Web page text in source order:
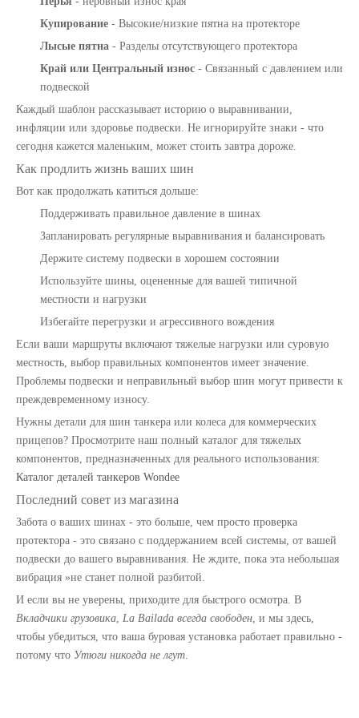
Купирование - Высокие/низкие пятна на протекторе
Лысые пятна - Разделы отсутствующего протектора
Край или Центральный износ - Связанный с давлением или
подвеской
Каждый шаблон рассказывает историю о выравнивании,
инфляции или здоровье подвески. Не игнорируйте знаки - что
сегодня кажется маленьким, может стоить завтра дороже.
Как продлить жизнь ваших шин
Вот как продолжать катиться дольше:
Поддерживать правильное давление в шинах
Запланировать регулярные выравнивания и балансировать
Держите систему подвески в хорошем состоянии
Используйте шины, оцененные для вашей типичной
местности и нагрузки
Избегайте перегрузки и агрессивного вождения
Если ваши маршруты включают тяжелые нагрузки или суровую
местность, выбор правильных компонентов имеет значение.
Проблемы подвески и неправильный выбор шин могут привести к
преждевременному износу.
Нужны детали для шин танкера или колеса для коммерческих
прицепов? Просмотрите наш полный каталог для тяжелых
компонентов, предназначенных для реального использования:
Каталог деталей танкеров Wondee
Последний совет из магазина
Забота о ваших шинах - это больше, чем просто проверка
протектора - это связано с поддержанием всей системы, от вашей
подвески до вашего выравнивания. Не ждите, пока эта небольшая
вибрация »не станет полной разбитой.
И если вы не уверены, приходите для быстрого осмотра. В
Вкладчики грузовика, La Bailada всегда свободен, и мы здесь,
чтобы убедиться, что ваша буровая установка работает правильно -
потому что Утюги никогда не лгут.
Плавающийся уровень уровня мяча для запчастей для грузовиков с топливным баком